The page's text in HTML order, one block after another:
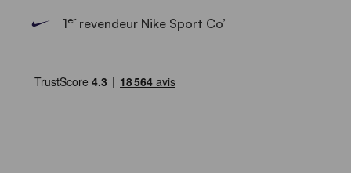
1errevendeur Nike Sport Co’